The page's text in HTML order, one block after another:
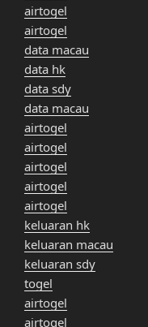
airtogel
airtogel
data macau
data hk
data sdy
data macau
airtogel
airtogel
airtogel
airtogel
airtogel
keluaran hk
keluaran macau
keluaran sdy
togel
airtogel
airtogel